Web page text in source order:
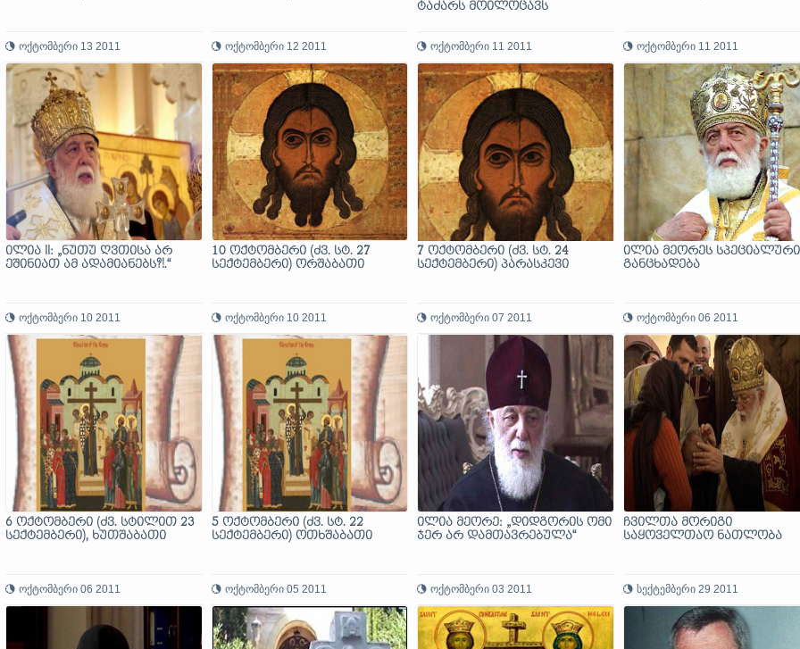
ოქტომბერი 13 2011 ოქტომბერი 12 2011
ტაძარს მოილოცავს
ოქტომბერი 11 2011 ოქტომბერი 11 2011
ილია II: „ნუთუ ღვთისა არ
ეშინიათ ამ ადამიანებს?!.“
ოქტომბერი 10 2011
10 ოქტომბერი (ძვ. სტ. 27
სექტემბერი) ორშაბათი
ოქტომბერი 10 2011
7 ოქტომბერი (ძვ. სტ. 24
სექტემბერი) პარასკევი
ოქტომბერი 07 2011
ილია მეორეს სპეციალური
განცხადება
ოქტომბერი 06 2011
6 ოქტომბერი (ძვ. სტილით 23
სექტემბერი), ხუთშაბათი
ოქტომბერი 06 2011
5 ოქტომბერი (ძვ. სტ. 22
სექტემბერი) ოთხშაბათი
ოქტომბერი 05 2011
ილია მეორე: „დიდგორის ომი
ჯერ არ დამთავრებულა“
ოქტომბერი 03 2011
ჩვილთა მორიგი
საყოველთაო ნათლობა
სექტემბერი 29 2011